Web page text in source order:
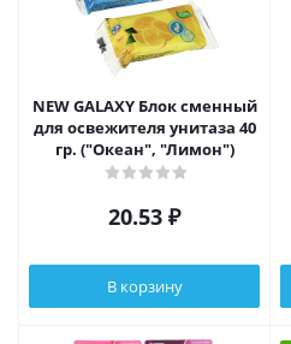
NEW GALAXY Блок сменный
для освежителя унитаза 40
гр. ("Океан", "Лимон")
20.53 ₽
В корзину